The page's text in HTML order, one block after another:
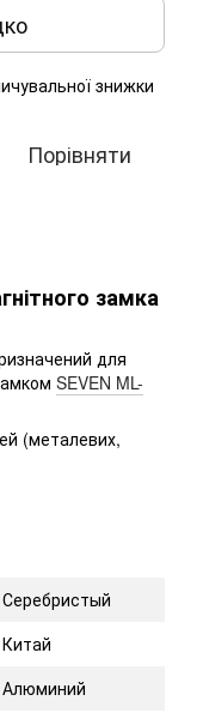
знижки
Порівняти
замка
для
SEVEN ML-
(металевих,
Серебристый
Китай
Алюминий